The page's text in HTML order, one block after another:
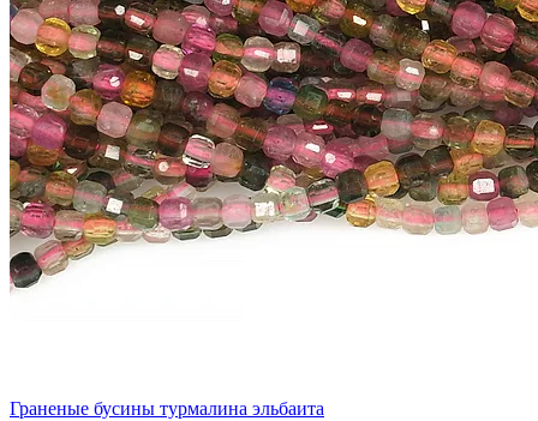
Граненые бусины турмалина эльбаита